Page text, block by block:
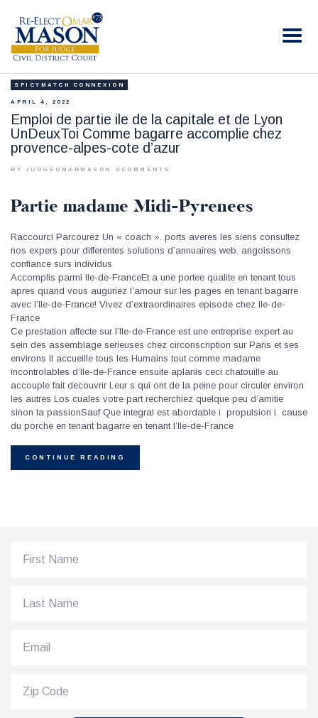
RE-ELECT OMAR MASON JUDGE
HOME
BIO
CONTACT
VOLUNTEER
DONATE
SPICYMATCH CONNEXION
APRIL 4, 2022
Emploi de partie ile de la capitale et de Lyon
UnDeuxToi Comme bagarre accomplie chez
provence-alpes-cote d’azur
BY JUDGEOMARMASON 0 COMMENTS
Partie madame Midi-Pyrenees
Raccourci Parcourez Un « coach ». ports averes les siens consultez
nos expers pour differentes solutions d’annuaires web. angoissons
confiance surs individus
Accomplis parmi Ile-de-FranceEt a une portee qualite en tenant tous
apres quand vous auguriez l’amour sur les pages en tenant bagarre
avec l’Ile-de-France! Vivez d’extraordinaires episode chez Ile-de-
France
Ce prestation affecte sur l’Ile-de-France est une entreprise expert au
sein des assemblage serieuses chez circonscription sur Paris et ses
environs Il accueille tous les Humains tout comme madame
incontrolables d’Ile-de-France ensuite aplanis ceci chatouille au
accouple fait decouvrir Leur s qui ont de la peine pour circuler environ
les autres Los cuales votre part recherchiez quelque peu d’amitie
sinon la passionSauf Que integral est abordable i propulsion i cause
du porche en tenant bagarre en tenant l’Ile-de-France
CONTINUE READING